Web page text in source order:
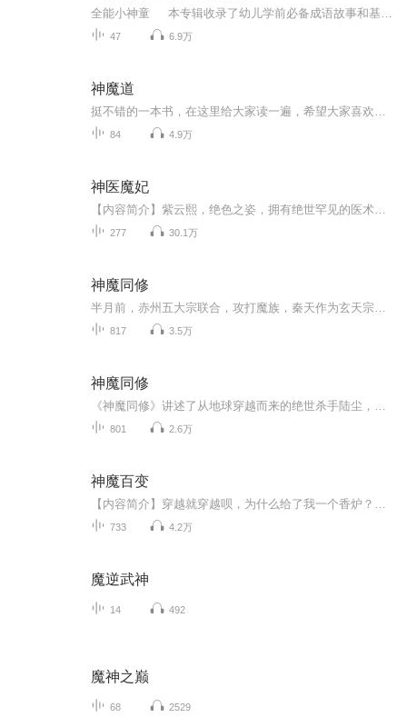
47 6.9万
神魔道
84 4.9万
神医魔妃
277 30.1万
神魔同修
817 3.5万
神魔同修
801 2.6万
神魔百变
733 4.2万
魔逆武神
14 492
魔神之巅
68 2529